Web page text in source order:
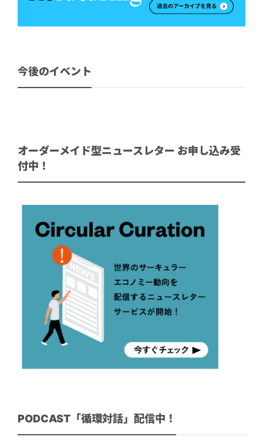
今後のイベント
オーダーメイド型ニュースレター お申し込み受
付中！
PODCAST「循環対話」配信中！